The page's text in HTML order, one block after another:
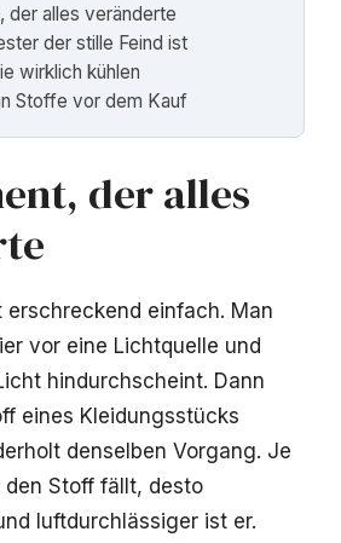
der alles veränderte
der stille Feind ist
wirklich kühlen
Stoffe vor dem Kauf
der alles
erschreckend einfach. Man
vor eine Lichtquelle und
hindurchscheint. Dann
eines Kleidungsstücks
denselben Vorgang. Je
Stoff fällt, desto
luftdurchlässiger ist er.